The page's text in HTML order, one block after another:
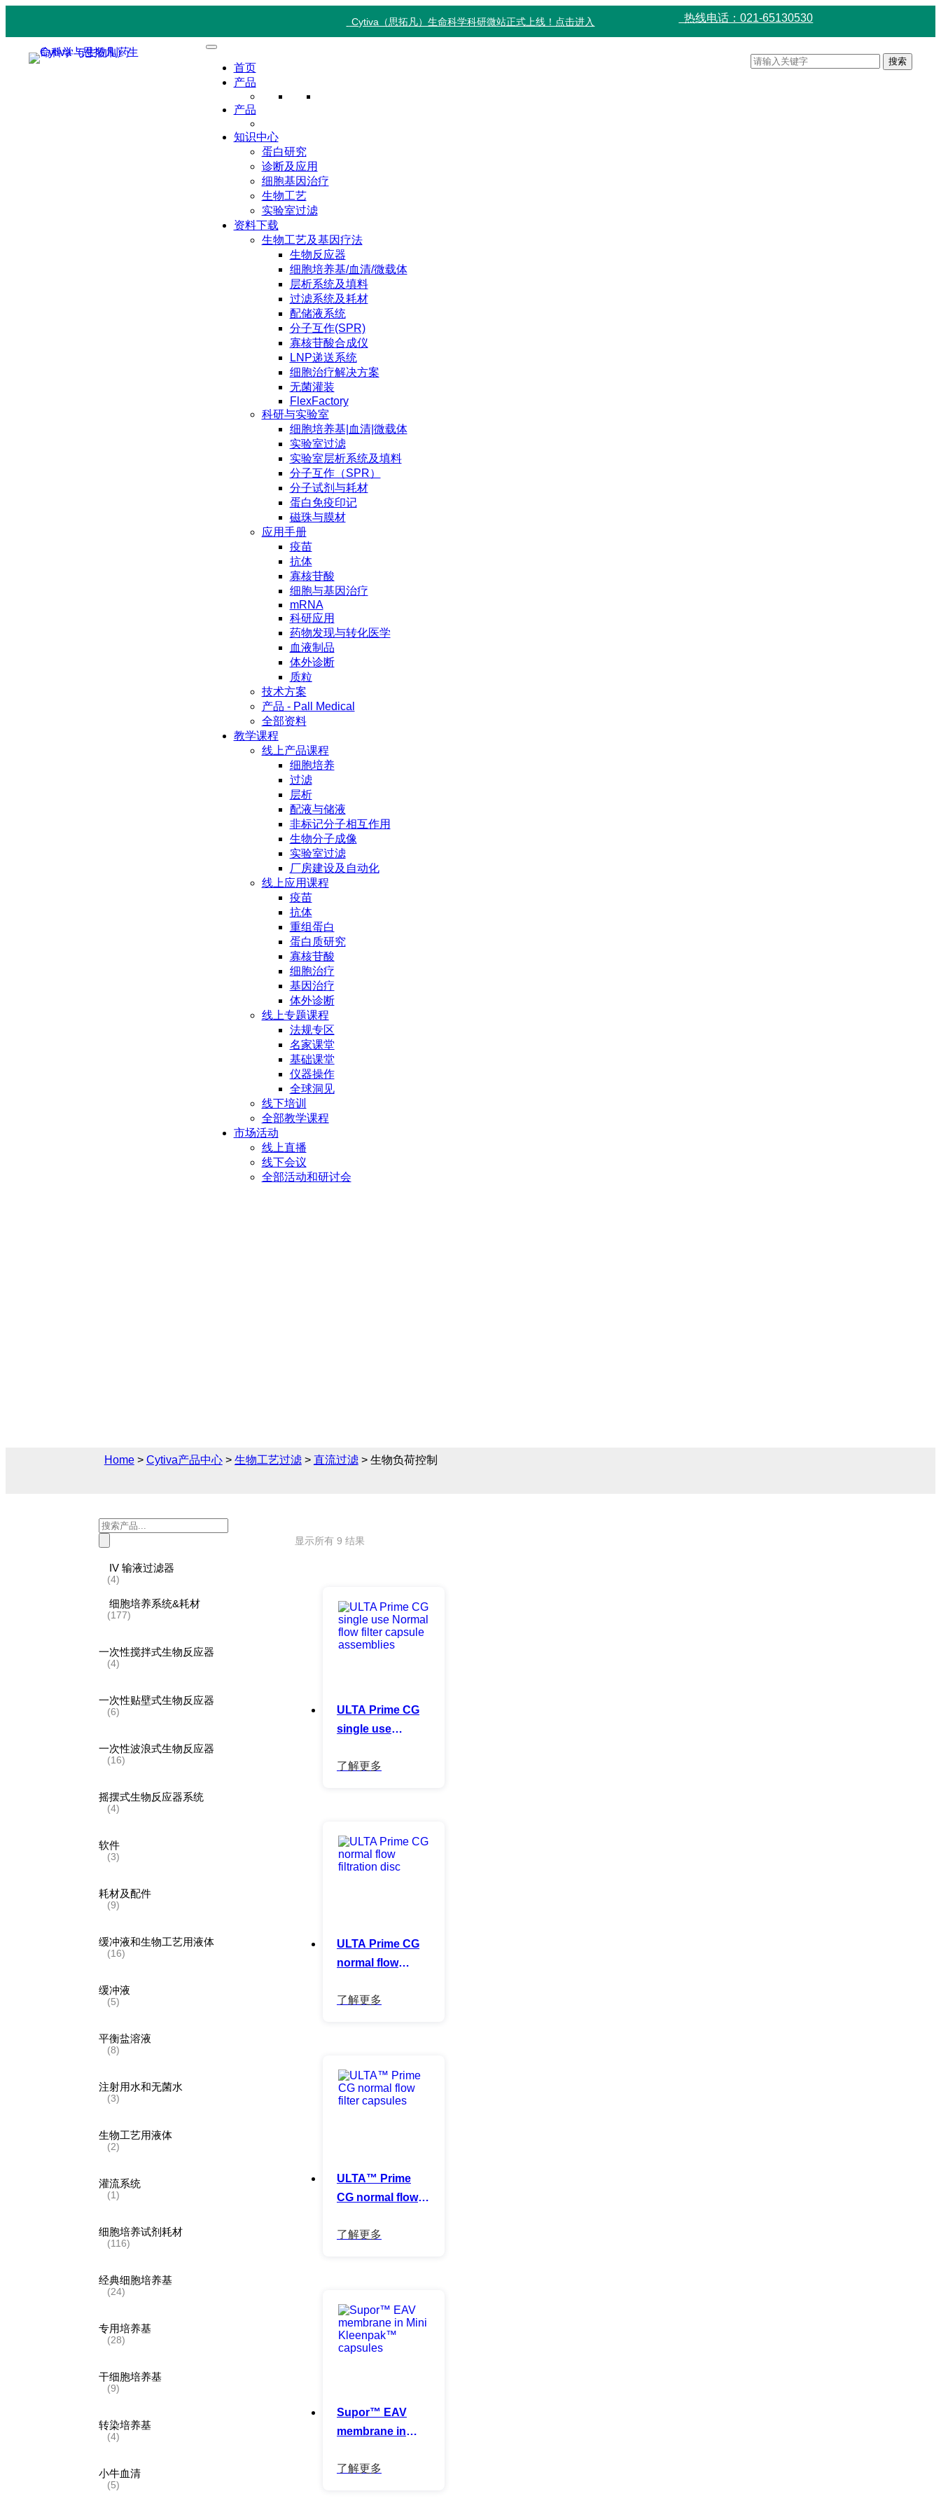
Cytiva（思拓凡）生命科学科研微站正式上线！点击进入 热线电话：021-65130530
首页
产品
产品
知识中心
蛋白研究
诊断及应用
细胞基因治疗
生物工艺
实验室过滤
资料下载
生物工艺及基因疗法
生物反应器
细胞培养基/血清/微载体
层析系统及填料
过滤系统及耗材
配储液系统
分子互作(SPR)
寡核苷酸合成仪
LNP递送系统
细胞治疗解决方案
无菌灌装
FlexFactory
科研与实验室
细胞培养基|血清|微载体
实验室过滤
实验室层析系统及填料
分子互作（SPR）
分子试剂与耗材
蛋白免疫印记
磁珠与膜材
应用手册
疫苗
抗体
寡核苷酸
细胞与基因治疗
mRNA
科研应用
药物发现与转化医学
血液制品
体外诊断
质粒
技术方案
产品 - Pall Medical
全部资料
教学课程
线上产品课程
细胞培养
过滤
层析
配液与储液
非标记分子相互作用
生物分子成像
实验室过滤
厂房建设及自动化
线上应用课程
疫苗
抗体
重组蛋白
蛋白质研究
寡核苷酸
细胞治疗
基因治疗
体外诊断
线上专题课程
法规专区
名家课堂
基础课堂
仪器操作
全球洞见
线下培训
全部教学课程
市场活动
线上直播
线下会议
全部活动和研讨会
Home> Cytiva产品中心> 生物工艺过滤> 直流过滤> 生物负荷控制
Products
search
IV 输液过滤器
(4)
细胞培养系统&耗材
(177)
一次性搅拌式生物反应器
(4)
一次性贴壁式生物反应器
(6)
一次性波浪式生物反应器
(16)
摇摆式生物反应器系统
(4)
软件
(3)
耗材及配件
(9)
缓冲液和生物工艺用液体
(16)
缓冲液
(5)
平衡盐溶液
(8)
注射用水和无菌水
(3)
生物工艺用液体
(2)
灌流系统
(1)
细胞培养试剂耗材
(116)
经典细胞培养基
(24)
专用培养基
(28)
干细胞培养基
(9)
转染培养基
(4)
小牛血清
(5)
显示所有 9 结果
ULTA Prime CG
single use
capsule
ULTA Prime CG
normal flow
ULTA™ Prime
CG normal flow
Supor™ EAV
membrane in
capsules